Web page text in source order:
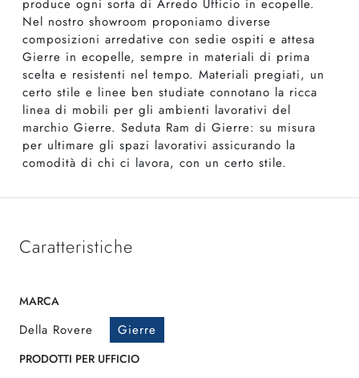
produce ogni sorta di Arredo Ufficio in ecopelle.
Nel nostro showroom proponiamo diverse
composizioni arredative con sedie ospiti e attesa
Gierre in ecopelle, sempre in materiali di prima
scelta e resistenti nel tempo. Materiali pregiati, un
certo stile e linee ben studiate connotano la ricca
linea di mobili per gli ambienti lavorativi del
marchio Gierre. Seduta Ram di Gierre: su misura
per ultimare gli spazi lavorativi assicurando la
comodità di chi ci lavora, con un certo stile.
Caratteristiche
MARCA
Della Rovere Gierre
PRODOTTI PER UFFICIO